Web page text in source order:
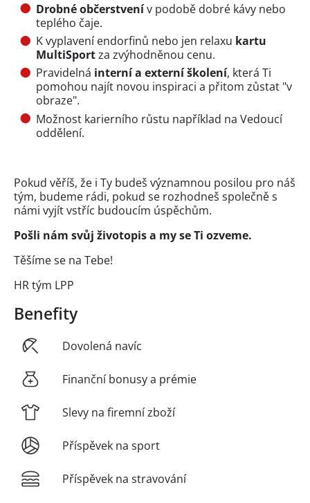
Drobné občerstvenív podobě dobré kávy nebo
teplého čaje.
K vyplavení endorfinů nebo jen relaxu kartu
MultiSportza zvýhodněnou cenu.
Pravidelná interní a externí školení, která Ti
pomohou najít novou inspiraci a přitom zůstat "v
obraze".
Možnost karierního růstu například na Vedoucí
oddělení.
Pokud věříš, že i Ty budeš významnou posilou pro náš
tým, budeme rádi, pokud se rozhodneš společně s
námi vyjít vstříc budoucím úspěchům.
Pošli nám svůj životopis a my se Ti ozveme.
Těšíme se na Tebe!
HR tým LPP
Benefity
Dovolená navíc
Finanční bonusy a prémie
Slevy na firemní zboží
Příspěvek na sport
Příspěvek na stravování